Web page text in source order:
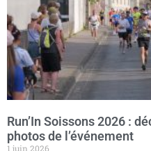
Run’In Soissons 2026 :
photos de l’événement
1 juin 2026